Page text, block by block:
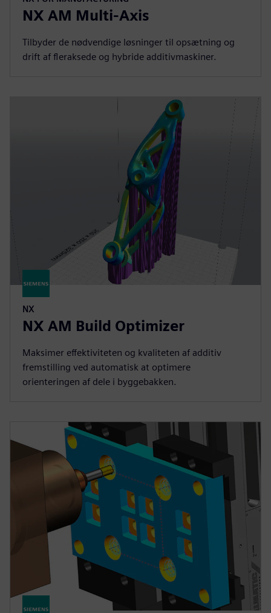
NX AM Multi-Axis
Tilbyder de nødvendige løsninger til opsætning og
drift af fleraksede og hybride additivmaskiner.
NX
NX AM Build Optimizer
Maksimer effektiviteten og kvaliteten af additiv
fremstilling ved automatisk at optimere
orienteringen af dele i byggebakken.